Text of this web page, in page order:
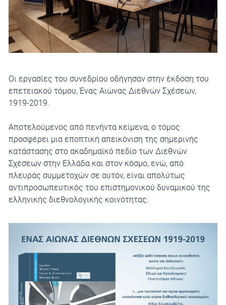
Οι εργασίες του συνεδρίου οδήγησαν στην έκδοση του
επετειακού τόμου,Ένας Αιώνας Διεθνών Σχέσεων,
1919-2019.
Αποτελούμενος από πενήντα κείμενα, ο τόμος
προσφέρει μια εποπτική απεικόνιση της σημερινής
κατάστασης στο ακαδημαϊκό πεδίο των Διεθνών
Σχέσεων στην Ελλάδα και στον κόσμο, ενώ, από
πλευράς συμμετοχών σε αυτόν, είναι απολύτως
αντιπροσωπευτικός του επιστημονικού δυναμικού της
ελληνικής διεθνολογικής κοινότητας.